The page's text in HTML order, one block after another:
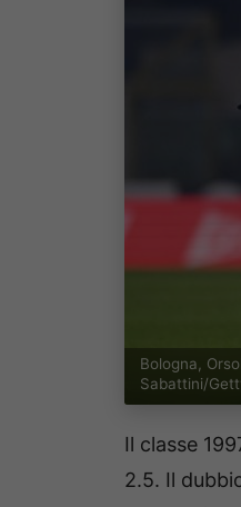
Bologna,
Sabattini/
Il classe
2.5. Il